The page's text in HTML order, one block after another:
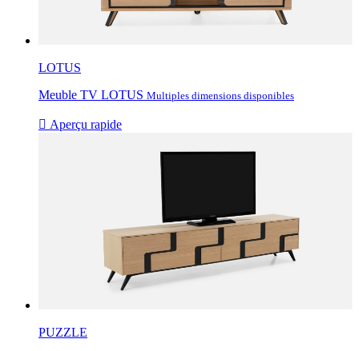
LOTUS
Meuble TV LOTUS Multiples dimensions disponibles
 Aperçu rapide
PUZZLE